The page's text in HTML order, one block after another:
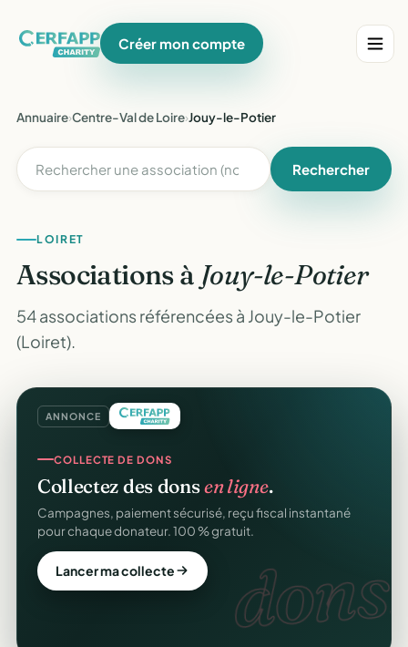
Créer mon compte
Annuaire›Centre-Val de Loire›Jouy-le-Potier
Rechercher
LOIRET
Associations à Jouy-le-Potier
54 associations référencées à Jouy-le-Potier
(Loiret).
ANNONCE
dons.
COLLECTE DE DONS
Collectez des donsen ligne.
Campagnes, paiement sécurisé, reçu fiscal instantané
pour chaque donateur. 100 % gratuit.
Lancer ma collecte